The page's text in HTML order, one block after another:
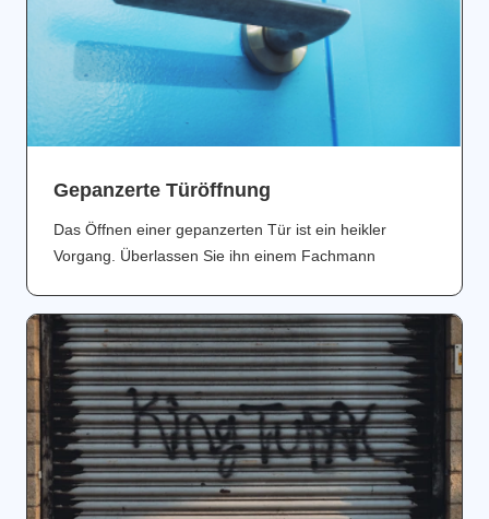
Gepanzerte Türöffnung
Das Öffnen einer gepanzerten Tür ist ein heikler
Vorgang. Überlassen Sie ihn einem Fachmann